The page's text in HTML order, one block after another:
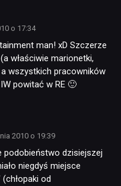
o 17:34
man! xD Szczerze
właściwie marionetki,
wszystkich pracowników
powitać w RE 🙂
2010 o 19:39
podobieństwo dzisiejszej
niegdyś miejsce
od